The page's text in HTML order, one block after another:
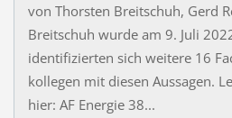
von Thorsten Breitschuh, Gerd
Breitschuh wurde am 9. Juli
identifizierten sich weitere 16
kollegen mit diesen Aussagen.
hier: AF Energie 38...